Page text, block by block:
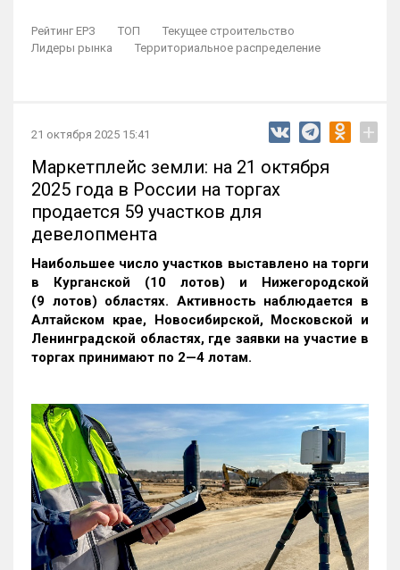
Рейтинг ЕРЗ ТОП
Текущее строительство
Лидеры рынка
Территориальное распределение
21 октября 2025 15:41 +
Маркетплейс земли: на 21 октября
2025 года в России на торгах
продается 59 участков для
девелопмента
Наибольшее число участков выставлено на торги
в Курганской (10 лотов) и Нижегородской
(9 лотов) областях. Активность наблюдается в
Алтайском крае, Новосибирской, Московской и
Ленинградской областях, где заявки на участие в
торгах принимают по 2—4 лотам.